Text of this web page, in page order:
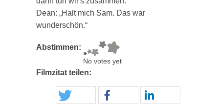
Dean: „Halt mich Sam. Das war
wunderschön.“
Abstimmen:
No votes yet
Filmzitat teilen: